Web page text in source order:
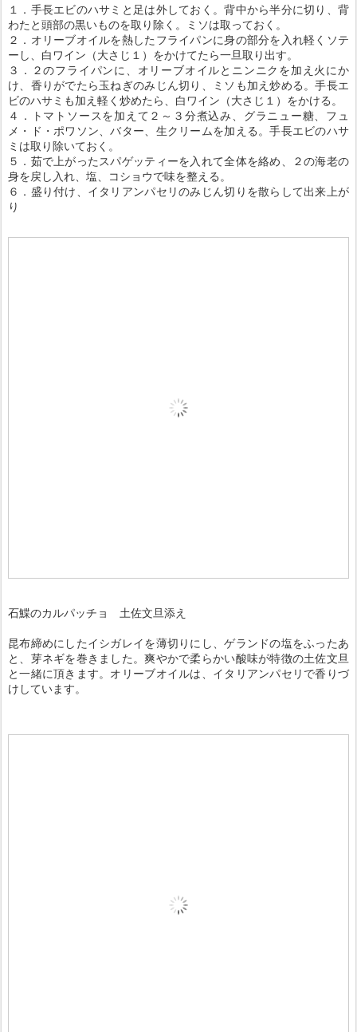
１．手長エビのハサミと足は外しておく。背中から半分に切り、背
わたと頭部の黒いものを取り除く。ミソは取っておく。
２．オリーブオイルを熱したフライパンに身の部分を入れ軽くソテ
ーし、白ワイン（大さじ１）をかけてたら一旦取り出す。
３．２のフライパンに、オリーブオイルとニンニクを加え火にか
け、香りがでたら玉ねぎのみじん切り、ミソも加え炒める。手長エ
ビのハサミも加え軽く炒めたら、白ワイン（大さじ１）をかける。
４．トマトソースを加えて２～３分煮込み、グラニュー糖、フュ
メ・ド・ポワソン、バター、生クリームを加える。手長エビのハサ
ミは取り除いておく。
５．茹で上がったスパゲッティーを入れて全体を絡め、２の海老の
身を戻し入れ、塩、コショウで味を整える。
６．盛り付け、イタリアンパセリのみじん切りを散らして出来上が
り
石鰈のカルパッチョ 土佐文旦添え
昆布締めにしたイシガレイを薄切りにし、ゲランドの塩をふったあ
と、芽ネギを巻きました。爽やかで柔らかい酸味が特徴の土佐文旦
と一緒に頂きます。オリーブオイルは、イタリアンパセリで香りづ
けしています。